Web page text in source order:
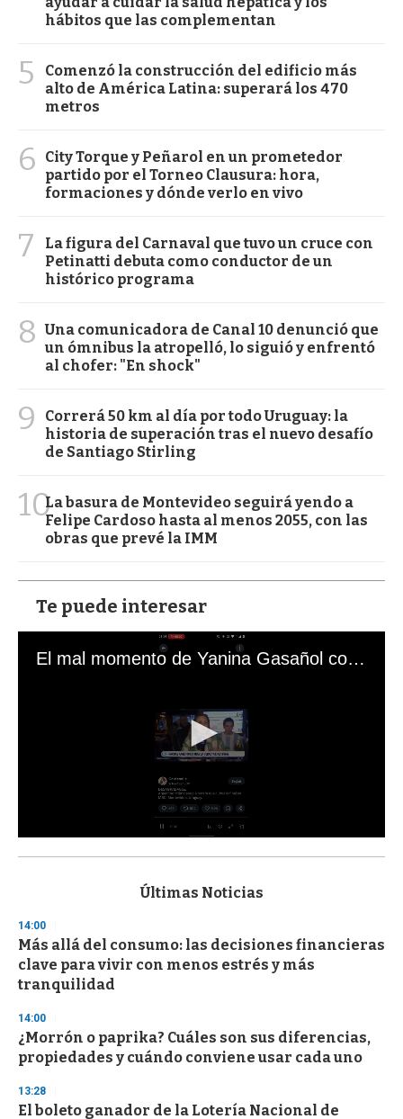
hábitos que las complementan
5
Comenzó la construcción del edificio más
alto de América Latina: superará los 470
metros
6
City Torque y Peñarol en un prometedor
partido por el Torneo Clausura: hora,
formaciones y dónde verlo en vivo
7
La figura del Carnaval que tuvo un cruce con
Petinatti debuta como conductor de un
histórico programa
8 Una comunicadora de Canal 10 denunció que
un ómnibus la atropelló, lo siguió y enfrentó
al chofer: "En shock"
9
Correrá 50 km al día por todo Uruguay: la
historia de superación tras el nuevo desafío
de Santiago Stirling
10La basura de Montevideo seguirá yendo a
Felipe Cardoso hasta al menos 2055, con las
obras que prevé la IMM
Te puede interesar
El mal momento de Yanina Gasañol con un hincha argentino en "Subrayado"
s
d
s
o
f
3
s
c
o
d
s
Últimas Noticias
14:00
Más allá del consumo: las decisiones financieras
clave para vivir con menos estrés y más
tranquilidad
14:00
¿Morrón o paprika? Cuáles son sus diferencias,
propiedades y cuándo conviene usar cada uno
13:28
El boleto ganador de la Lotería Nacional de